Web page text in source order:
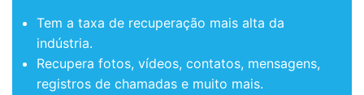
Tem a taxa de recuperação mais alta da
indústria.
Recupera fotos, vídeos, contatos, mensagens,
registros de chamadas e muito mais.